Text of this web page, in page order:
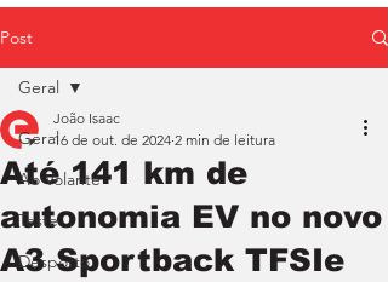
Post
Geral
Ao Volante
Teste
Desporto
Geral
Até 141 km de
autonomia EV no novo
A3 Sportback TFSIe
João Isaac
16 de out. de 2024 2 min de leitura